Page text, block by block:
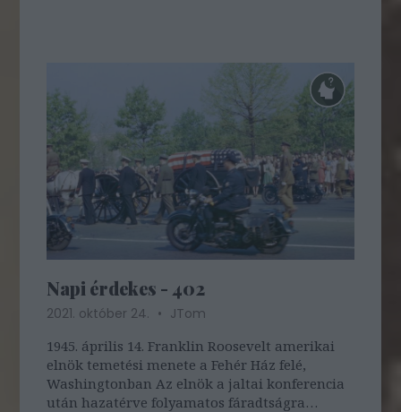
Napi érdekes - 402
2021. október 24.
JTom
1945. április 14. Franklin Roosevelt amerikai
elnök temetési menete a Fehér Ház felé,
Washingtonban Az elnök a jaltai konferencia
után hazatérve folyamatos fáradtságra